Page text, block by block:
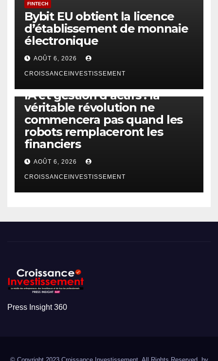
FINTECH
Bybit EU obtient la licence
d’établissement de monnaie
électronique
AOÛT 6, 2026
CROISSANCEINVESTISSEMENT
IA et gestion d’actifs : la
véritable révolution ne
commencera pas quand les
robots remplaceront les
financiers
AOÛT 6, 2026
CROISSANCEINVESTISSEMENT
Press Insight 360